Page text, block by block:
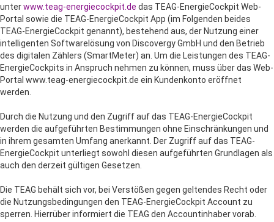
unterwww.teag-energiecockpit.de das TEAG-EnergieCockpit Web-
Portal sowie die TEAG-EnergieCockpit App (im Folgenden beides
TEAG-EnergieCockpit genannt), bestehend aus, der Nutzung einer
intelligenten Softwarelösung von Discovergy GmbH und den Betrieb
des digitalen Zählers (SmartMeter) an. Um die Leistungen des TEAG-
EnergieCockpits in Anspruch nehmen zu können, muss über das Web-
Portal www.teag-energiecockpit.de ein Kundenkonto eröffnet
werden.
Durch die Nutzung und den Zugriff auf das TEAG-EnergieCockpit
werden die aufgeführten Bestimmungen ohne Einschränkungen und
in ihrem gesamten Umfang anerkannt. Der Zugriff auf das TEAG-
EnergieCockpit unterliegt sowohl diesen aufgeführten Grundlagen als
auch den derzeit gültigen Gesetzen.
Die TEAG behält sich vor, bei Verstößen gegen geltendes Recht oder
die Nutzungsbedingungen den TEAG-EnergieCockpit Account zu
sperren. Hierrüber informiert die TEAG den Accountinhaber vorab.